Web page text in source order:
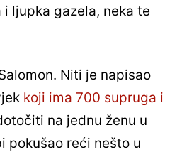
ljupka gazela, neka te
Niti je napisao
koji ima 700 supruga i
na jednu ženu u
pokušao reći nešto u